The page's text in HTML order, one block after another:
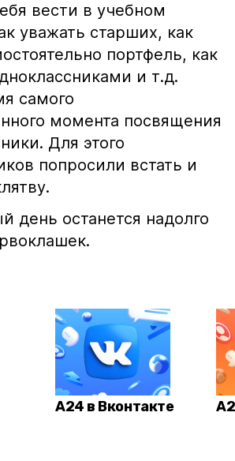
вести в учебном
уважать старших, как
портфель, как
и т.д.
самого
момента посвящения
Для этого
попросили встать и
день останется надолго
А24 в Вконтакте